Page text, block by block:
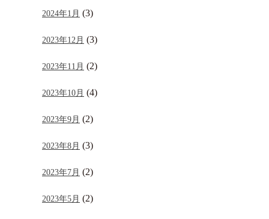
2024年1月 (3)
2023年12月 (3)
2023年11月 (2)
2023年10月 (4)
2023年9月 (2)
2023年8月 (3)
2023年7月 (2)
2023年5月 (2)